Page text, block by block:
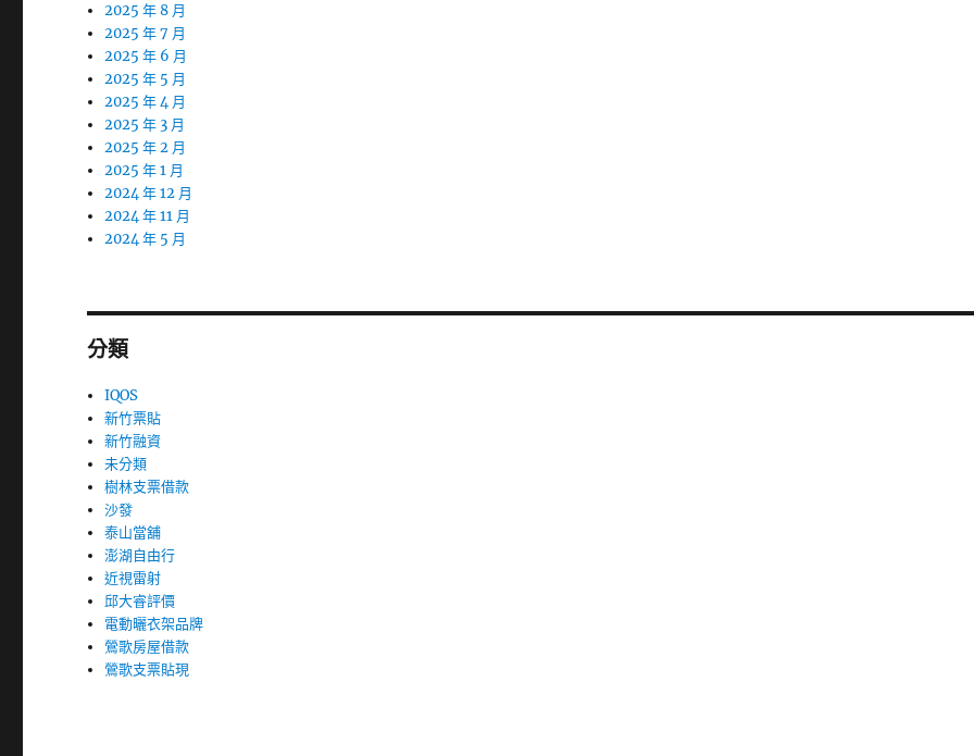
2025 年 8 月
2025 年 7 月
2025 年 6 月
2025 年 5 月
2025 年 4 月
2025 年 3 月
2025 年 2 月
2025 年 1 月
2024 年 12 月
2024 年 11 月
2024 年 5 月
分類
IQOS
新竹票貼
新竹融資
未分類
樹林支票借款
沙發
泰山當舖
澎湖自由行
近視雷射
邱大睿評價
電動曬衣架品牌
鶯歌房屋借款
鶯歌支票貼現